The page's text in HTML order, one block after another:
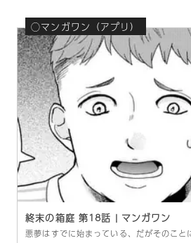
◯マンガワン（アプリ）
終末の箱庭 第18話 | マンガワン